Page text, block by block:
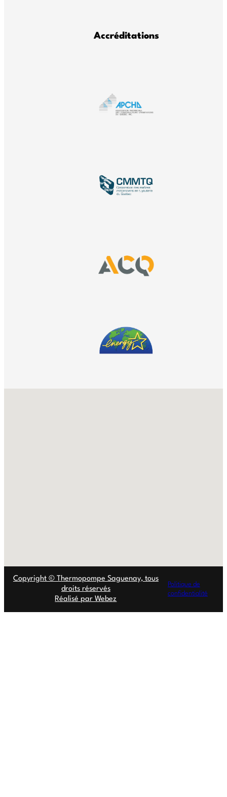
Accréditations
Copyright © Thermopompe Saguenay, tous
droits réservés
Réalisé par Webez
Politique de
confidentialité